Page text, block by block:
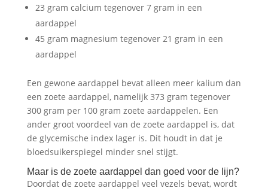
23 gram calcium tegenover 7 gram in een
aardappel
45 gram magnesium tegenover 21 gram in een
aardappel
Een gewone aardappel bevat alleen meer kalium dan
een zoete aardappel, namelijk 373 gram tegenover
300 gram per 100 gram zoete aardappelen. Een
ander groot voordeel van de zoete aardappel is, dat
de glycemische index lager is. Dit houdt in dat je
bloedsuikerspiegel minder snel stijgt.
Maar is de zoete aardappel dan goed voor de lijn?
Doordat de zoete aardappel veel vezels bevat, wordt